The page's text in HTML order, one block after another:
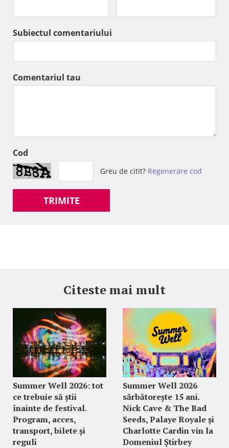
Subiectul comentariului
Comentariul tau
Cod
Greu de citit? Regenerare cod
TRIMITE
Citeste mai mult
Summer Well 2026: tot
ce trebuie să știi
înainte de festival.
Program, acces,
transport, bilete și
reguli
Summer Well 2026
sărbătorește 15 ani.
Nick Cave & The Bad
Seeds, Palaye Royale și
Charlotte Cardin vin la
Domeniul Știrbey